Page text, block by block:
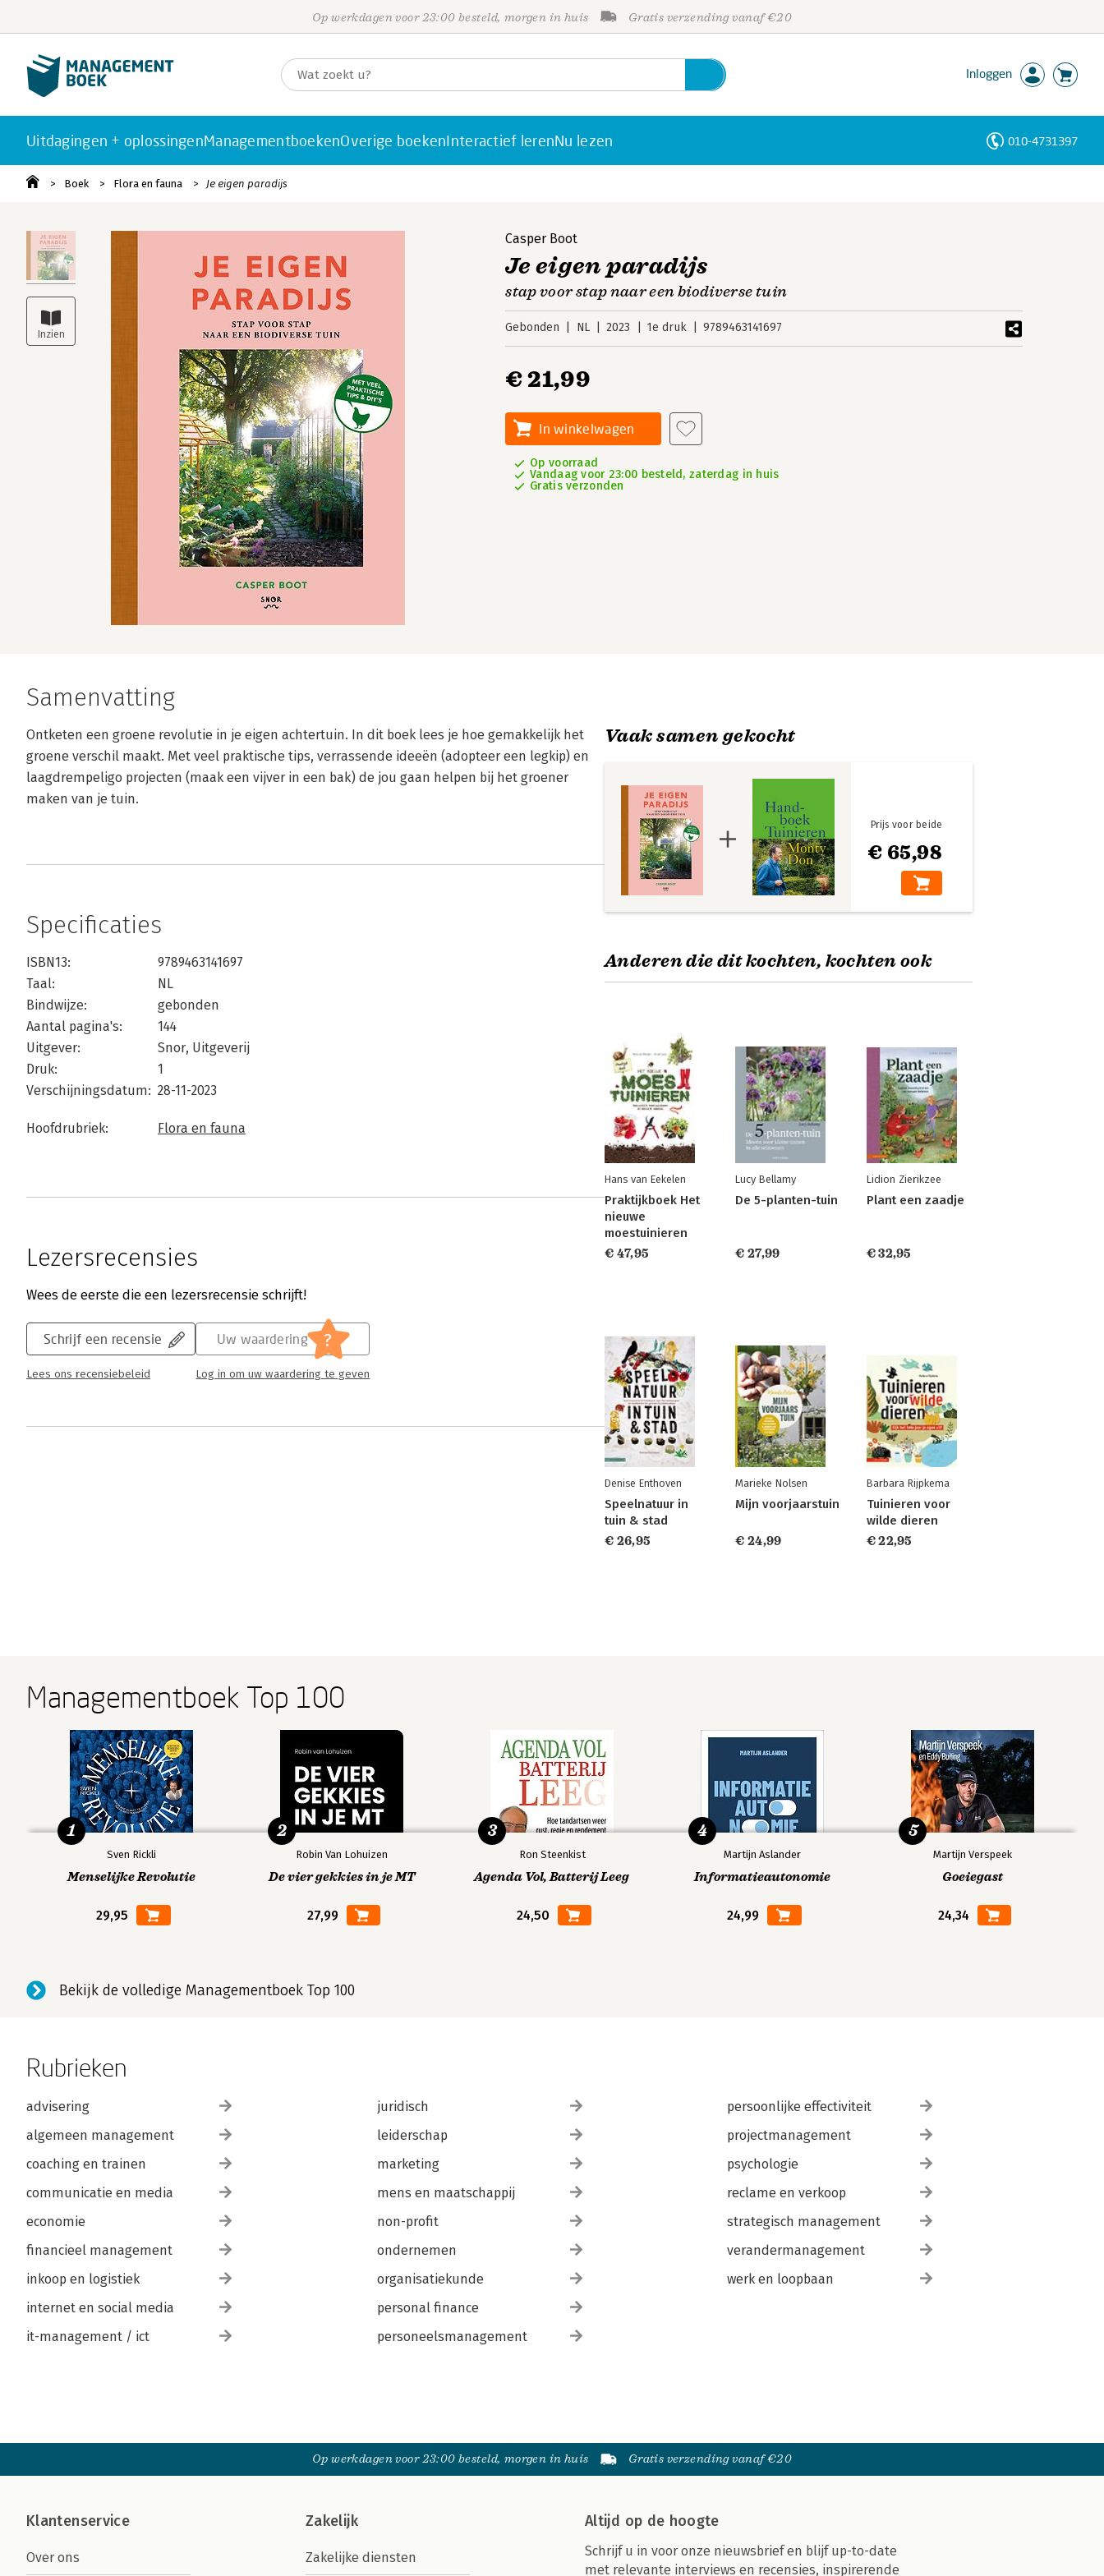
Op werkdagen voor 23:00 besteld, morgen in huis Gratis verzending vanaf €20
Inloggen
Uitdagingen + oplossingenManagementboekenOverige boekenInteractief lerenNu lezen 010-4731397
Boek Flora en fauna Je eigen paradijs
Casper Boot
Je eigen paradijs
stap voor stap naar een biodiverse tuin
Gebonden NL 2023 1e druk 9789463141697
€ 21,99
In winkelwagen
Op voorraad
Vandaag voor 23:00 besteld, zaterdag in huis
Gratis verzonden
Samenvatting
Ontketen een groene revolutie in je eigen achtertuin. In dit boek lees je hoe gemakkelijk het
groene verschil maakt. Met veel praktische tips, verrassende ideeën (adopteer een legkip) en
laagdrempeligo projecten (maak een vijver in een bak) de jou gaan helpen bij het groener
maken van je tuin.
Specificaties
ISBN13:
9789463141697
Taal:
NL
Bindwijze:
gebonden
Aantal pagina's:
144
Uitgever:
Snor, Uitgeverij
Druk:
1
Verschijningsdatum: 28-11-2023
Hoofdrubriek: Flora en fauna
Lezersrecensies
Wees de eerste die een lezersrecensie schrijft!
Schrijf een recensie
Lees ons recensiebeleid
Uw waardering ?
Log in om uw waardering te geven
Vaak samen gekocht
€ 65,98
Prijs voor beide
Anderen die dit kochten, kochten ook
Hans van Eekelen
Praktijkboek Het
nieuwe
moestuinieren
€ 47,95
Lucy Bellamy
De 5-planten-tuin
€ 27,99
Lidion Zierikzee
Plant een zaadje
€ 32,95
Denise Enthoven
Speelnatuur in
tuin & stad
€ 26,95
Marieke Nolsen
Mijn voorjaarstuin
€ 24,99
Barbara Rijpkema
Tuinieren voor
wilde dieren
€ 22,95
Managementboek Top 100
Sven Rickli
Menselijke Revolutie
29,95
1
Robin Van Lohuizen
De vier gekkies in je MT
27,99
2
Ron Steenkist
Agenda Vol, Batterij Leeg
24,50
3
Martijn Aslander
Informatieautonomie
24,99
4
Martijn Verspeek
Goeiegast
24,34
5
Bekijk de volledige Managementboek Top 100
Rubrieken
advisering
algemeen management
coaching en trainen
communicatie en media
economie
financieel management
inkoop en logistiek
internet en social media
it-management / ict
juridisch
leiderschap
marketing
mens en maatschappij
non-profit
ondernemen
organisatiekunde
personal finance
personeelsmanagement
persoonlijke effectiviteit
projectmanagement
psychologie
reclame en verkoop
strategisch management
verandermanagement
werk en loopbaan
Op werkdagen voor 23:00 besteld, morgen in huis Gratis verzending vanaf €20
Klantenservice
Over ons
Zakelijk
Zakelijke diensten
Altijd op de hoogte
Schrijf u in voor onze nieuwsbrief en blijf up-to-date
met relevante interviews en recensies, inspirerende
Personen